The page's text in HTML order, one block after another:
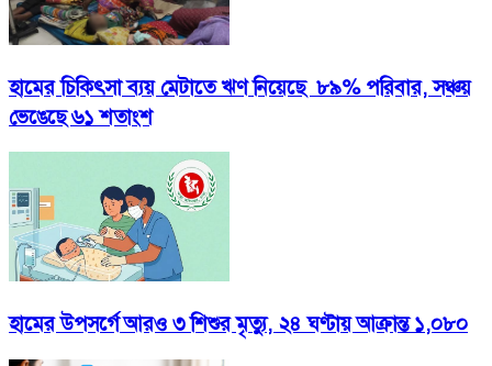
হামের চিকিৎসা ব্যয় মেটাতে ঋণ নিয়েছে ৮৯% পরিবার, সঞ্চয়
ভেঙেছে ৬১ শতাংশ
হামের উপসর্গে আরও ৩ শিশুর মৃত্যু, ২৪ ঘণ্টায় আক্রান্ত ১,০৮০